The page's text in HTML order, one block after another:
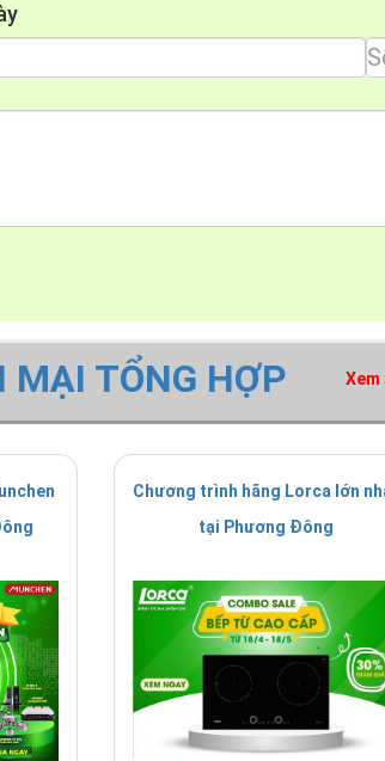
MẠI TỔNG HỢP Xem
Chương trình hãng Lorca lớn
tại Phương Đông